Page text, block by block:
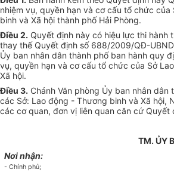
nhiệm vụ, quyền hạn và cơ cấu tổ chức của
binh và Xã hội thành phố Hải Phòng.
Điều 2. Quyết định này có hiệu lực thi hành
thay thế Quyết định số 688/2009/QĐ-
Ủy ban nhân dân thành phố ban hành quy
vụ, quyền hạn và cơ cấu tổ chức của Sở
Xã hội.
Điều 3. Chánh Văn phòng Ủy ban nhân dân
các Sở: Lao động - Thương binh và Xã hội,
các cơ quan, đơn vị liên quan căn cứ Quyết
Nơi nhận:
- Chính phủ;
TM. ỦY